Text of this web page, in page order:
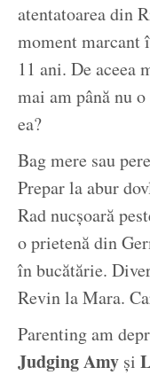
atentatoarea din
moment marcant
11 ani. De aceea
mai am până nu
ea?
Bag mere sau
Prepar la abur
Rad nucșoară
o prietenă din
în bucătărie.
Revin la Mara.
Parenting am
Judging Amy și